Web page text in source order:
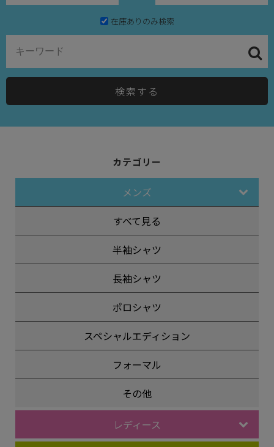
在庫ありのみ検索
検索する
カテゴリー
メンズ
すべて見る
半袖シャツ
長袖シャツ
ポロシャツ
スペシャルエディション
フォーマル
その他
レディース